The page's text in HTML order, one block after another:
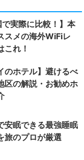
で実際に比較！】本
スメの海外WiFiレ
これ！
のホテル】避けるべ
区の解説・お勧めホ
安眠できる最強睡眠
旅のプロが厳選